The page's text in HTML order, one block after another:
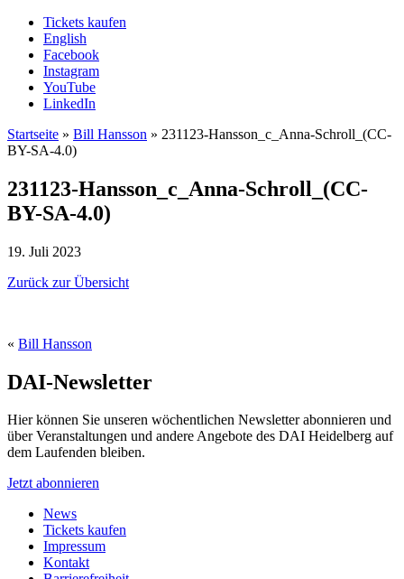
Tickets kaufen
English
Facebook
Instagram
YouTube
LinkedIn
Startseite » Bill Hansson » 231123-Hansson_c_Anna-Schroll_(CC-
BY-SA-4.0)
231123-Hansson_c_Anna-Schroll_(CC-
BY-SA-4.0)
19. Juli 2023
Zurück zur Übersicht
« Bill Hansson
DAI-Newsletter
Hier können Sie unseren wöchentlichen Newsletter abonnieren und
über Veranstaltungen und andere Angebote des DAI Heidelberg auf
dem Laufenden bleiben.
Jetzt abonnieren
News
Tickets kaufen
Impressum
Kontakt